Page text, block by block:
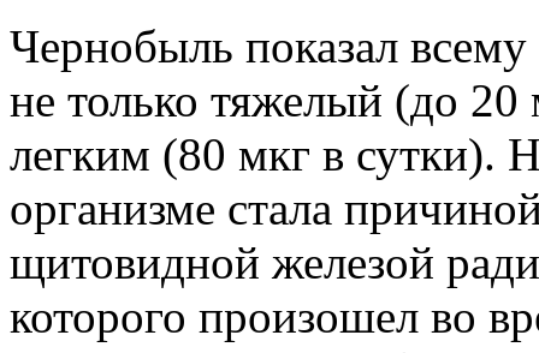
Чернобыль показал
не только тяжелый (до
легким (80 мкг в сутки).
организме стала
щитовидной железой
которого произошел во